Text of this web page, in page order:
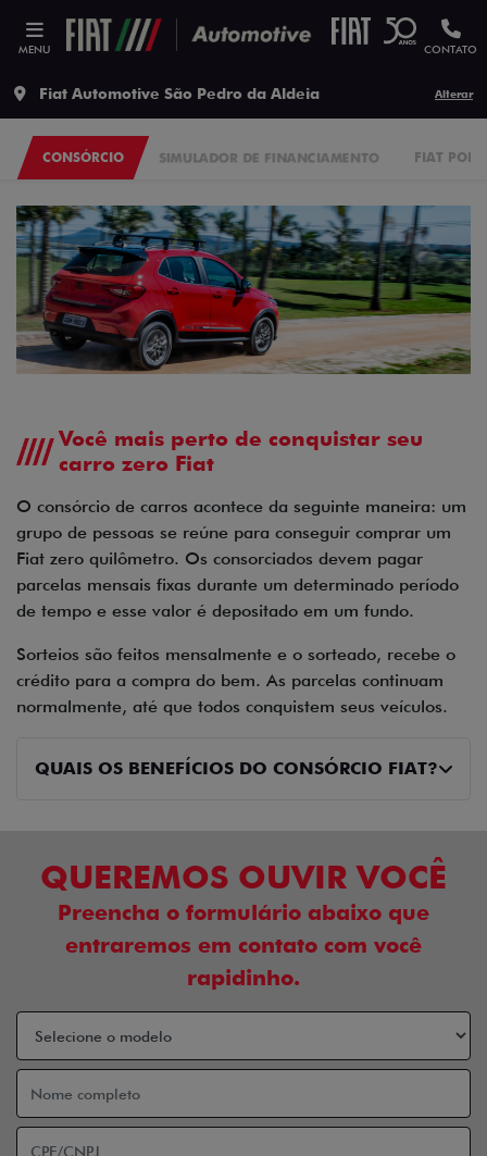
MENU CONTATO
Fiat Automotive São Pedro da Aldeia Alterar
SIMULADOR DE FINANCIAMENTO FIAT POR
CONSÓRCIO
Você mais perto de conquistar seu
carro zero Fiat
O consórcio de carros acontece da seguinte maneira: um
grupo de pessoas se reúne para conseguir comprar um
Fiat zero quilômetro. Os consorciados devem pagar
parcelas mensais fixas durante um determinado período
de tempo e esse valor é depositado em um fundo.
Sorteios são feitos mensalmente e o sorteado, recebe o
crédito para a compra do bem. As parcelas continuam
normalmente, até que todos conquistem seus veículos.
QUAIS OS BENEFÍCIOS DO CONSÓRCIO FIAT?
QUEREMOS OUVIR VOCÊ
Preencha o formulário abaixo que
entraremos em contato com você
rapidinho.